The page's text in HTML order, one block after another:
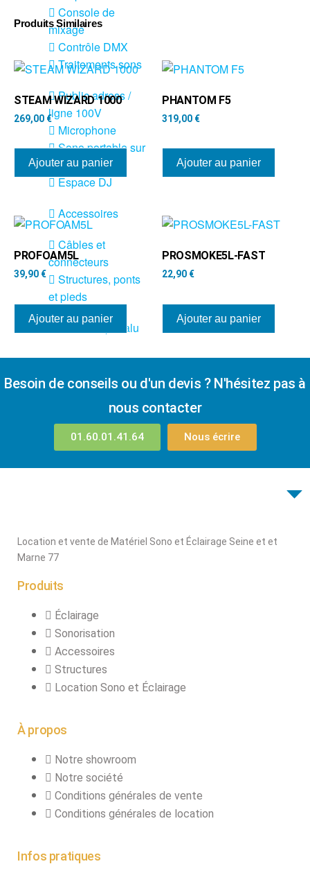
Console de
mixage
Contrôle DMX
Traitements sons
Public adress /
ligne 100V
Microphone
Sono portable sur
batterie
Espace DJ
Accessoires
Câbles et
connecteurs
Structures, ponts
et pieds
Structure pro alu
X
Produits Similaires
STEAM WIZARD 1000
269,00 €
Ajouter au panier
PHANTOM F5
319,00 €
Ajouter au panier
PROFOAM5L
39,90 €
Ajouter au panier
PROSMOKE5L-FAST
22,90 €
Ajouter au panier
Besoin de conseils ou d'un devis ? N'hésitez pas à
nous contacter
01.60.01.41.64 Nous écrire
Location et vente de Matériel Sono et Éclairage Seine et et
Marne 77
Produits
Éclairage
Sonorisation
Accessoires
Structures
Location Sono et Éclairage
À propos
Notre showroom
Notre société
Conditions générales de vente
Conditions générales de location
Infos pratiques